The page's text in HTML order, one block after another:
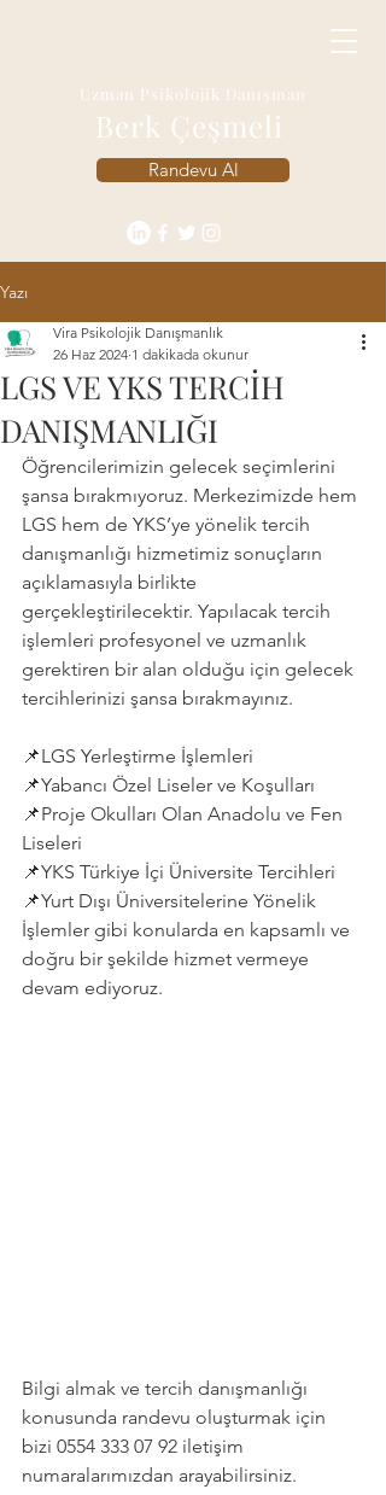
Uzman Psikolojik Danışman
Berk Çeşmeli
Randevu Al
Yazı
LGS VE YKS TERCİH
DANIŞMANLIĞI
Vira Psikolojik Danışmanlık
26 Haz 2024 1 dakikada okunur
Öğrencilerimizin gelecek seçimlerini
şansa bırakmıyoruz. Merkezimizde hem
LGS hem de YKS’ye yönelik tercih
danışmanlığı hizmetimiz sonuçların
açıklamasıyla birlikte
gerçekleştirilecektir. Yapılacak tercih
işlemleri profesyonel ve uzmanlık
gerektiren bir alan olduğu için gelecek
tercihlerinizi şansa bırakmayınız.
📌LGS Yerleştirme İşlemleri
📌Yabancı Özel Liseler ve Koşulları
📌Proje Okulları Olan Anadolu ve Fen
Liseleri
📌YKS Türkiye İçi Üniversite Tercihleri
📌Yurt Dışı Üniversitelerine Yönelik
İşlemler gibi konularda en kapsamlı ve
doğru bir şekilde hizmet vermeye
devam ediyoruz.
Bilgi almak ve tercih danışmanlığı
konusunda randevu oluşturmak için
bizi 0554 333 07 92 iletişim
numaralarımızdan arayabilirsiniz.